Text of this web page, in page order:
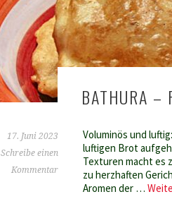
BATHURA –
17. Juni 2023
Schreibe einen
Kommentar
Voluminös und
luftigen Brot
Texturen macht es
zu herzhaften
Aromen der …